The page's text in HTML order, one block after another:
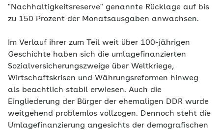
"Nachhaltigkeitsreserve" genannte Rücklage auf bis
zu 150 Prozent der Monatsausgaben anwachsen.
Im Verlauf ihrer zum Teil weit über 100-jährigen
Geschichte haben sich die umlagefinanzierten
Sozialversicherungszweige über Weltkriege,
Wirtschaftskrisen und Währungsreformen hinweg
als beachtlich stabil erwiesen. Auch die
Eingliederung der Bürger der ehemaligen DDR wurde
weitgehend problemlos vollzogen. Dennoch steht die
Umlagefinanzierung angesichts der demografischen